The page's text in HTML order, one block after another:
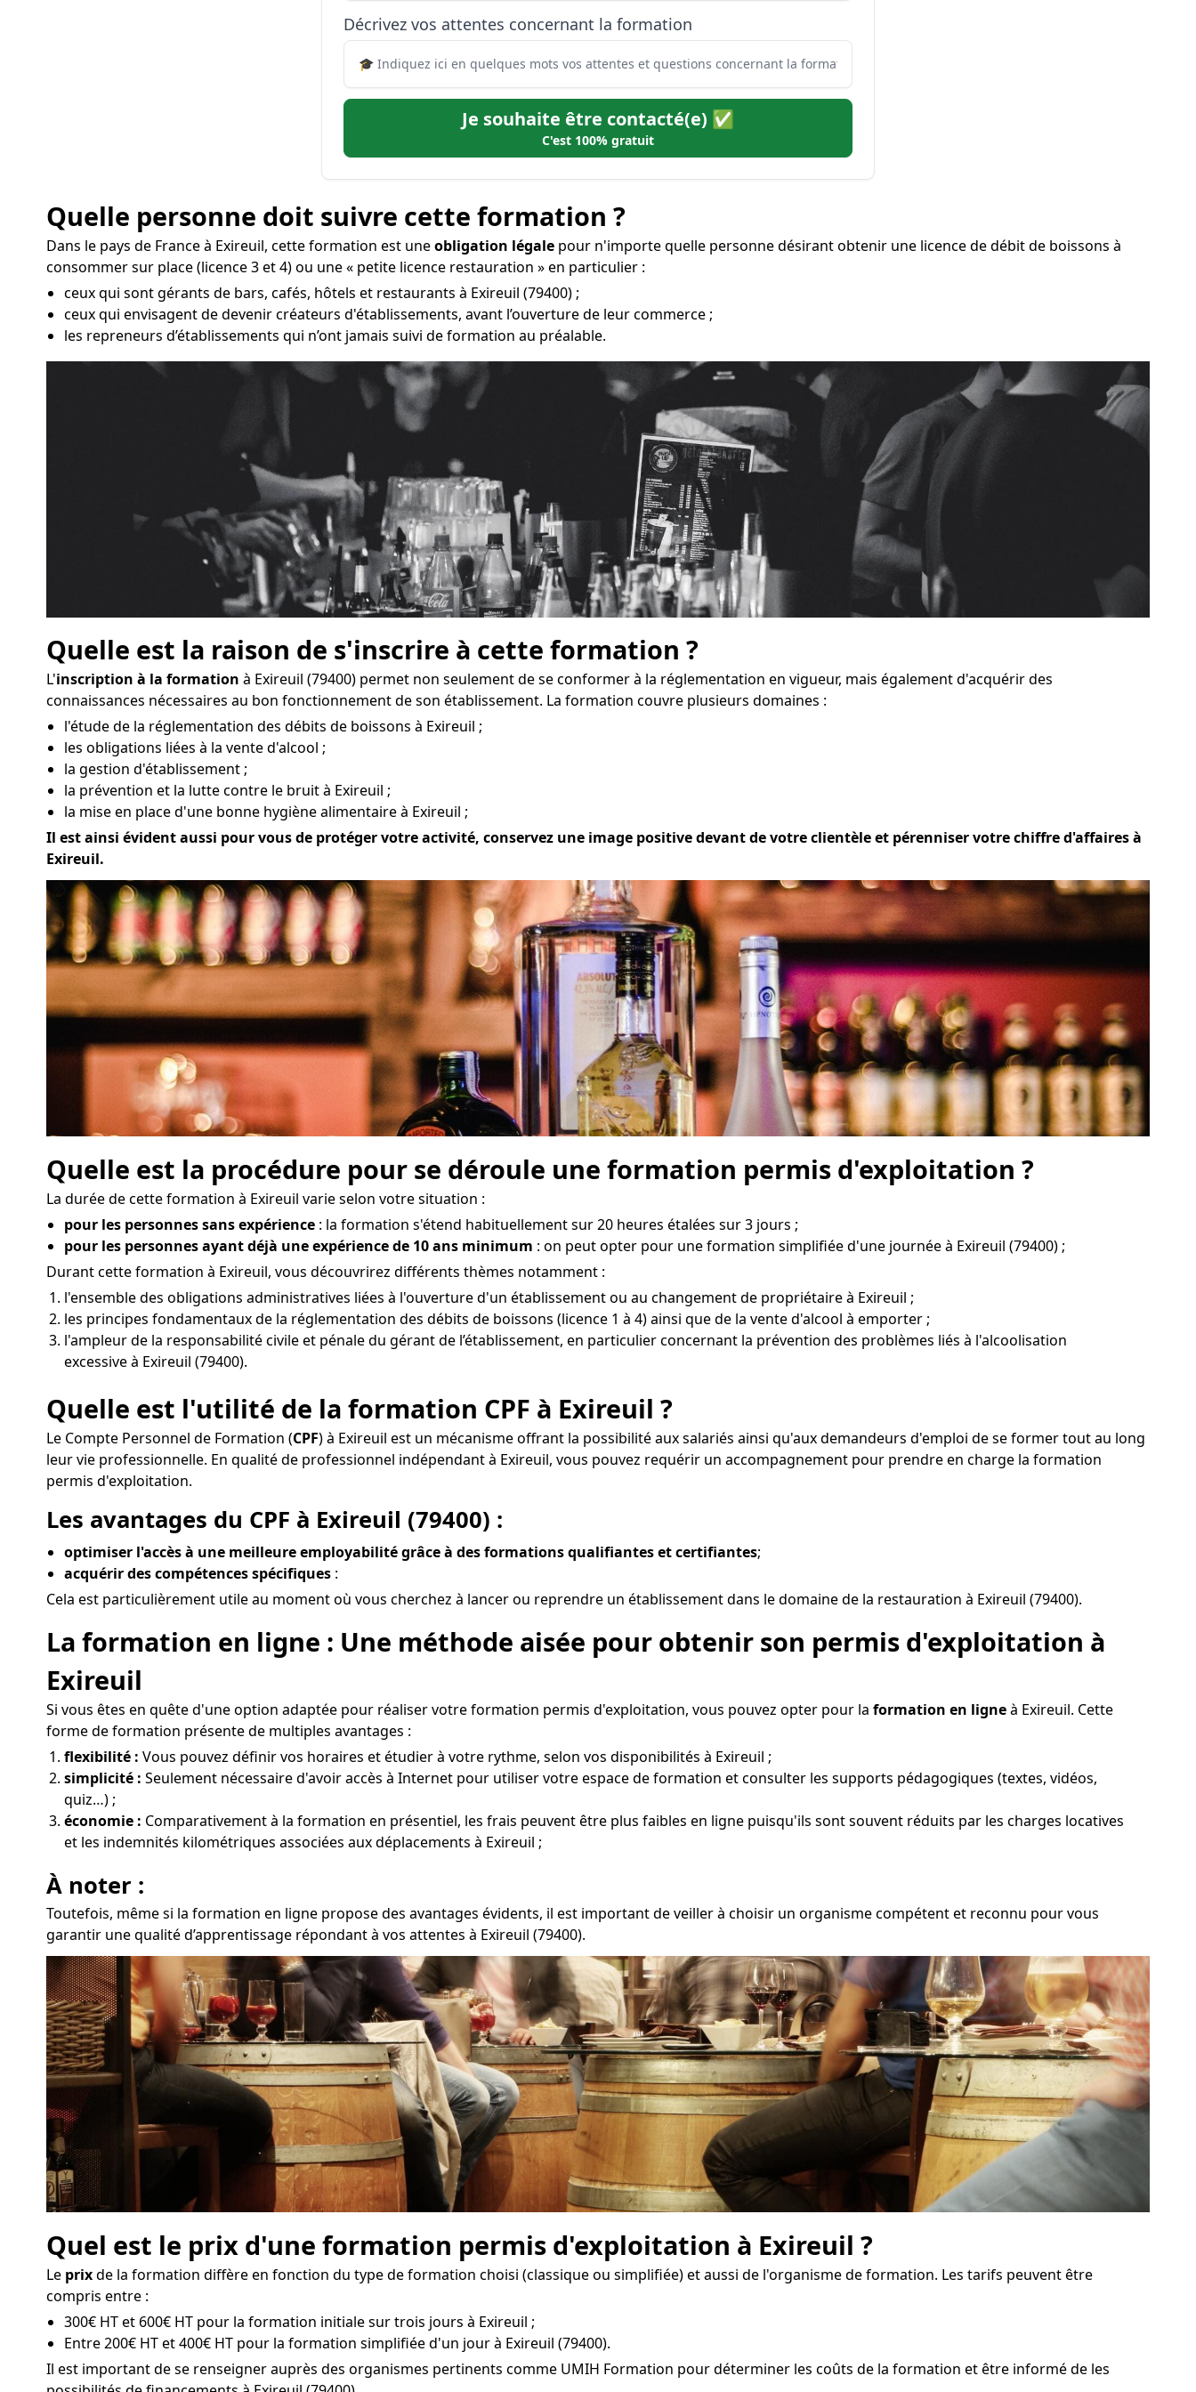
Décrivez vos attentes concernant la formation
Je souhaite être contacté(e) ✅
C'est 100% gratuit
Quelle personne doit suivre cette formation ?
Dans le pays de France à Exireuil, cette formation est uneobligation légale pour n'importe quelle personne désirant obtenir une licence de débit de boissons à
consommer sur place (licence 3 et 4) ou une « petite licence restauration » en particulier :
ceux qui sont gérants de bars, cafés, hôtels et restaurants à Exireuil (79400) ;
ceux qui envisagent de devenir créateurs d'établissements, avant l’ouverture de leur commerce ;
les repreneurs d’établissements qui n’ont jamais suivi de formation au préalable.
Quelle est la raison de s'inscrire à cette formation ?
L'inscription à la formation à Exireuil (79400) permet non seulement de se conformer à la réglementation en vigueur, mais également d'acquérir des
connaissances nécessaires au bon fonctionnement de son établissement. La formation couvre plusieurs domaines :
l'étude de la réglementation des débits de boissons à Exireuil ;
les obligations liées à la vente d'alcool ;
la gestion d'établissement ;
la prévention et la lutte contre le bruit à Exireuil ;
la mise en place d'une bonne hygiène alimentaire à Exireuil ;
Il est ainsi évident aussi pour vous de protéger votre activité, conservez une image positive devant de votre clientèle et pérenniser votre chiffre d'affaires à
Exireuil.
Quelle est la procédure pour se déroule une formation permis d'exploitation ?
La durée de cette formation à Exireuil varie selon votre situation :
pour les personnes sans expérience : la formation s'étend habituellement sur 20 heures étalées sur 3 jours ;
pour les personnes ayant déjà une expérience de 10 ans minimum : on peut opter pour une formation simplifiée d'une journée à Exireuil (79400) ;
Durant cette formation à Exireuil, vous découvrirez différents thèmes notamment :
l'ensemble des obligations administratives liées à l'ouverture d'un établissement ou au changement de propriétaire à Exireuil ;
les principes fondamentaux de la réglementation des débits de boissons (licence 1 à 4) ainsi que de la vente d'alcool à emporter ;
l'ampleur de la responsabilité civile et pénale du gérant de l’établissement, en particulier concernant la prévention des problèmes liés à l'alcoolisation
excessive à Exireuil (79400).
Quelle est l'utilité de la formation CPF à Exireuil ?
Le Compte Personnel de Formation (CPF) à Exireuil est un mécanisme offrant la possibilité aux salariés ainsi qu'aux demandeurs d'emploi de se former tout au long
leur vie professionnelle. En qualité de professionnel indépendant à Exireuil, vous pouvez requérir un accompagnement pour prendre en charge la formation
permis d'exploitation.
Les avantages du CPF à Exireuil (79400) :
optimiser l'accès à une meilleure employabilité grâce à des formations qualifiantes et certifiantes;
acquérir des compétences spécifiques :
Cela est particulièrement utile au moment où vous cherchez à lancer ou reprendre un établissement dans le domaine de la restauration à Exireuil (79400).
La formation en ligne : Une méthode aisée pour obtenir son permis d'exploitation à
Exireuil
Si vous êtes en quête d'une option adaptée pour réaliser votre formation permis d'exploitation, vous pouvez opter pour la formation en ligneà Exireuil. Cette
forme de formation présente de multiples avantages :
flexibilité : Vous pouvez définir vos horaires et étudier à votre rythme, selon vos disponibilités à Exireuil ;
simplicité : Seulement nécessaire d'avoir accès à Internet pour utiliser votre espace de formation et consulter les supports pédagogiques (textes, vidéos,
quiz…) ;
économie : Comparativement à la formation en présentiel, les frais peuvent être plus faibles en ligne puisqu'ils sont souvent réduits par les charges locatives
et les indemnités kilométriques associées aux déplacements à Exireuil ;
À noter :
Toutefois, même si la formation en ligne propose des avantages évidents, il est important de veiller à choisir un organisme compétent et reconnu pour vous
garantir une qualité d’apprentissage répondant à vos attentes à Exireuil (79400).
Quel est le prix d'une formation permis d'exploitation à Exireuil ?
Le prixde la formation diffère en fonction du type de formation choisi (classique ou simplifiée) et aussi de l'organisme de formation. Les tarifs peuvent être
compris entre :
300€ HT et 600€ HT pour la formation initiale sur trois jours à Exireuil ;
Entre 200€ HT et 400€ HT pour la formation simplifiée d'un jour à Exireuil (79400).
Il est important de se renseigner auprès des organismes pertinents comme UMIH Formation pour déterminer les coûts de la formation et être informé de les